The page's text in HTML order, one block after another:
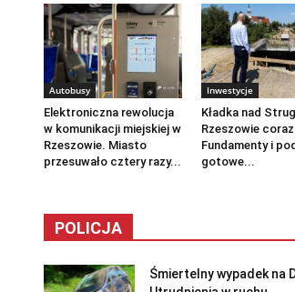
Autobusy
Elektroniczna rewolucja
w komunikacji miejskiej w
Rzeszowie. Miasto
przesuwało cztery razy...
Inwestycje
Kładka nad
Rzeszowie
Fundamenty i
gotowe...
POLICJA
Śmiertelny wypadek na